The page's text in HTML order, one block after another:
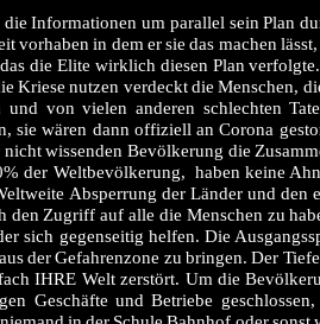
Informationen um parallel sein Plan
vorhaben in dem er sie das machen
die Elite wirklich diesen Plan
Kriese nutzen verdeckt die Menschen,
von vielen anderen schlechten
sie wären dann offiziell an Corona
wissenden Bevölkerung die
der Weltbevölkerung, haben keine
Absperrung der Länder und den
Zugriff auf alle die Menschen zu
sich gegenseitig helfen. Die
der Gefahrenzone zu bringen. Der
IHRE Welt zerstört. Um die
Geschäfte und Betriebe